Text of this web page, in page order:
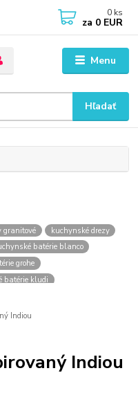
Menu
Hľadať
0 ks
za 0 EUR
granitové
kuchynské drezy
batérie blanco
grohe
batérie kludi
batérie
kuchynske
drez
Indiou
Indiou